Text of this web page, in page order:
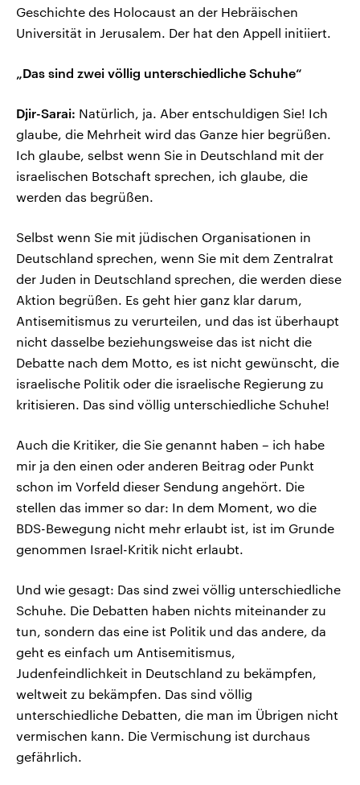
Geschichte des Holocaust an der Hebräischen
Universität in Jerusalem. Der hat den Appell initiiert.
„Das sind zwei völlig unterschiedliche Schuhe“
Djir-Sarai: Natürlich, ja. Aber entschuldigen Sie! Ich
glaube, die Mehrheit wird das Ganze hier begrüßen.
Ich glaube, selbst wenn Sie in Deutschland mit der
israelischen Botschaft sprechen, ich glaube, die
werden das begrüßen.
Selbst wenn Sie mit jüdischen Organisationen in
Deutschland sprechen, wenn Sie mit dem Zentralrat
der Juden in Deutschland sprechen, die werden diese
Aktion begrüßen. Es geht hier ganz klar darum,
Antisemitismus zu verurteilen, und das ist überhaupt
nicht dasselbe beziehungsweise das ist nicht die
Debatte nach dem Motto, es ist nicht gewünscht, die
israelische Politik oder die israelische Regierung zu
kritisieren. Das sind völlig unterschiedliche Schuhe!
Auch die Kritiker, die Sie genannt haben – ich habe
mir ja den einen oder anderen Beitrag oder Punkt
schon im Vorfeld dieser Sendung angehört. Die
stellen das immer so dar: In dem Moment, wo die
BDS-Bewegung nicht mehr erlaubt ist, ist im Grunde
genommen Israel-Kritik nicht erlaubt.
Und wie gesagt: Das sind zwei völlig unterschiedliche
Schuhe. Die Debatten haben nichts miteinander zu
tun, sondern das eine ist Politik und das andere, da
geht es einfach um Antisemitismus,
Judenfeindlichkeit in Deutschland zu bekämpfen,
weltweit zu bekämpfen. Das sind völlig
unterschiedliche Debatten, die man im Übrigen nicht
vermischen kann. Die Vermischung ist durchaus
gefährlich.